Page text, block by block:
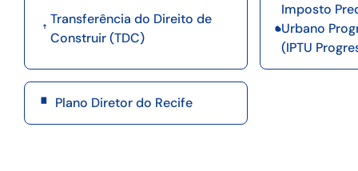
Transferência do Direito de
Construir (TDC)
Imposto
Urbano
(IPTU
Plano Diretor do Recife